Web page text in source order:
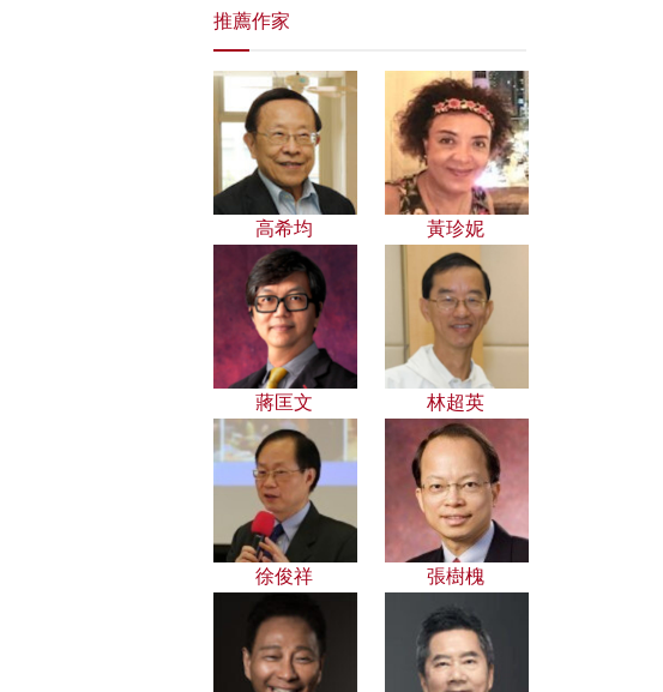
推薦作家
高希均 黃珍妮
蔣匡文 林超英
徐俊祥 張樹槐